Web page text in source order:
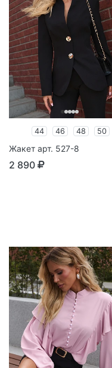
44 46 48 50
Жакет арт. 527-8
2 890